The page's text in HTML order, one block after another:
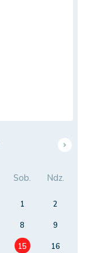
Sob. Ndz.
1
2
8
9
15
16